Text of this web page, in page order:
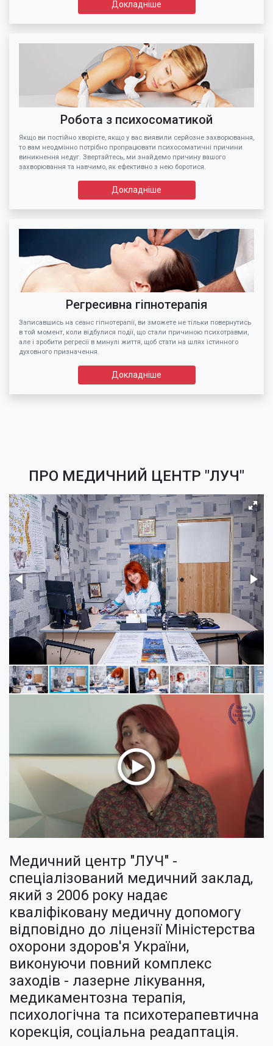
Докладніше
Робота з психосоматикой
Якщо ви постійно хворієте, якщо у вас виявили серйозне захворювання,
то вам неодмінно потрібно пропрацювати психосоматичні причини
виникнення недуг. Звертайтесь, ми знайдемо причину вашого
захворювання та навчимо, як ефективно з нею боротися.
Докладніше
Регресивна гіпнотерапія
Записавшись на сеанс гіпнотерапії, ви зможете не тільки повернутись
в той момент, коли відбулися події, що стали причиною психотравми,
але і зробити регресії в минулі життя, щоб стати на шлях істинного
духовного призначення.
Докладніше
ПРО МЕДИЧНИЙ ЦЕНТР "ЛУЧ"
Медичний центр "ЛУЧ" -
спеціалізований медичний заклад,
який з 2006 року надає
кваліфіковану медичну допомогу
відповідно до ліцензії Міністерства
охорони здоров'я України,
виконуючи повний комплекс
заходів - лазерне лікування,
медикаментозна терапія,
психологічна та психотерапевтична
корекція, соціальна реадаптація.